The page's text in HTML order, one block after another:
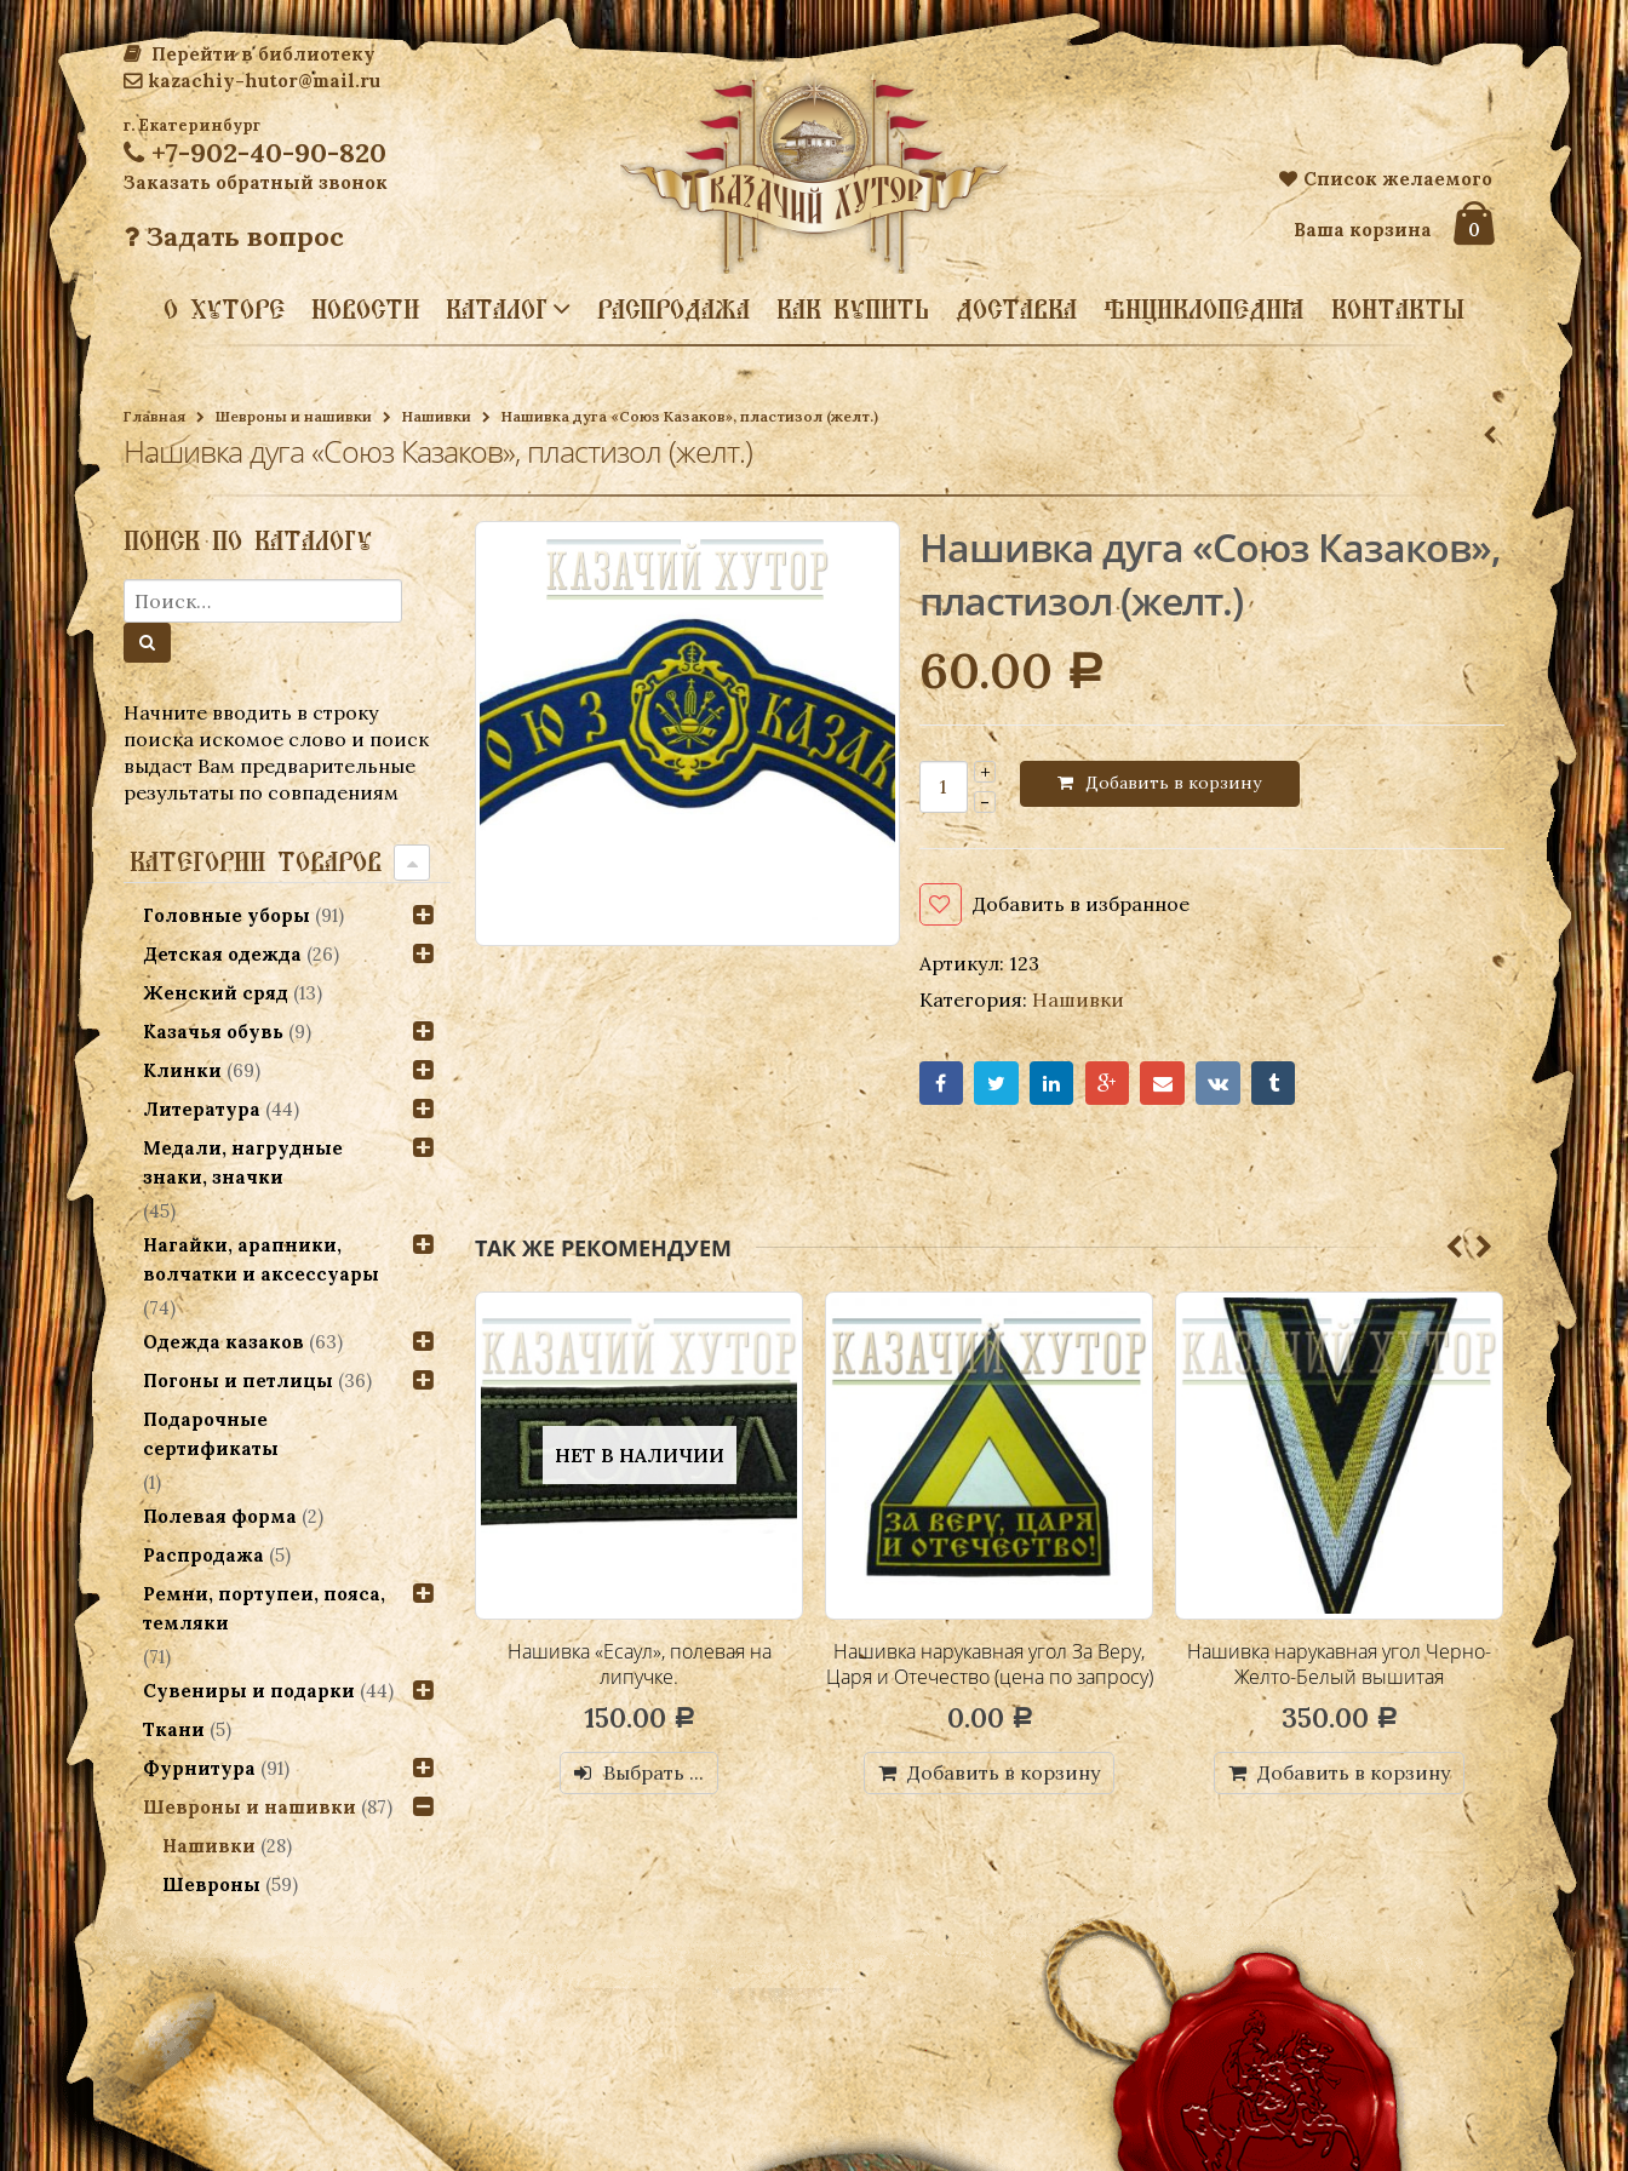
Перейти в библиотеку
kazachiy-hutor@mail.ru
г. Екатеринбург
+7-902-40-90-820
Заказать обратный звонок
Задать вопрос
Список желаемого
Ваша корзина 0
О ХУТОРЕ НОВОСТИ КАТАЛОГ РАСПРОДАЖА КАК КУПИТЬ ДОСТАВКА ЭНЦИКЛОПЕДИЯ КОНТАКТЫ
Главная Шевроны и нашивки Нашивки Нашивка дуга «Союз Казаков», пластизол (желт.)
Нашивка дуга «Союз Казаков», пластизол (желт.)
Нашивка дуга «Союз Казаков»,
пластизол (желт.)
60.00Р
Добавить в корзину
Добавить в избранное
Артикул:123
Категория:Нашивки
ТАК ЖЕ РЕКОМЕНДУЕМ
Нашивка нарукавная угол Бело-
Сине-Красный вышитая
350.00 Р
Добавить в корзину
НЕТ В НАЛИЧИИ
Нашивка «Есаул», полевая на
липучке.
150.00Р
Выбрать ...
Нашивка нарукавная угол За Веру,
Царя и Отечество (цена по запросу)
0.00Р
Добавить в корзину
Нашивка нарукавная угол Черно-
Желто-Белый вышитая
350.00Р
Добавить в корзину
Нашивка
ПОИСК ПО КАТАЛОГУ
Начните вводить в строку
поиска искомое слово и поиск
выдаст Вам предварительные
результаты по совпадениям
КАТЕГОРИИ ТОВАРОВ
Головные уборы (91)
Детская одежда (26)
Женский сряд (13)
Казачья обувь (9)
Клинки (69)
Литература (44)
Медали, нагрудные
знаки, значки
(45)
Нагайки, арапники,
волчатки и аксессуары
(74)
Одежда казаков (63)
Погоны и петлицы (36)
Подарочные
сертификаты
(1)
Полевая форма (2)
Распродажа (5)
Ремни, портупеи, пояса,
темляки
(71)
Сувениры и подарки (44)
Ткани (5)
Фурнитура (91)
Шевроны и нашивки (87)
Нашивки (28)
Шевроны (59)